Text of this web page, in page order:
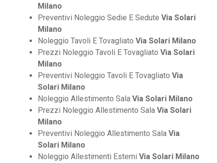
Milano
Preventivi Noleggio Sedie E Sedute Via Solari
Milano
Noleggio Tavoli E Tovagliato Via Solari Milano
Prezzi Noleggio Tavoli E Tovagliato Via Solari
Milano
Preventivi Noleggio Tavoli E Tovagliato Via
Solari Milano
Noleggio Allestimento Sala Via Solari Milano
Prezzi Noleggio Allestimento Sala Via Solari
Milano
Preventivi Noleggio Allestimento Sala Via
Solari Milano
Noleggio Allestimenti Esterni Via Solari Milano